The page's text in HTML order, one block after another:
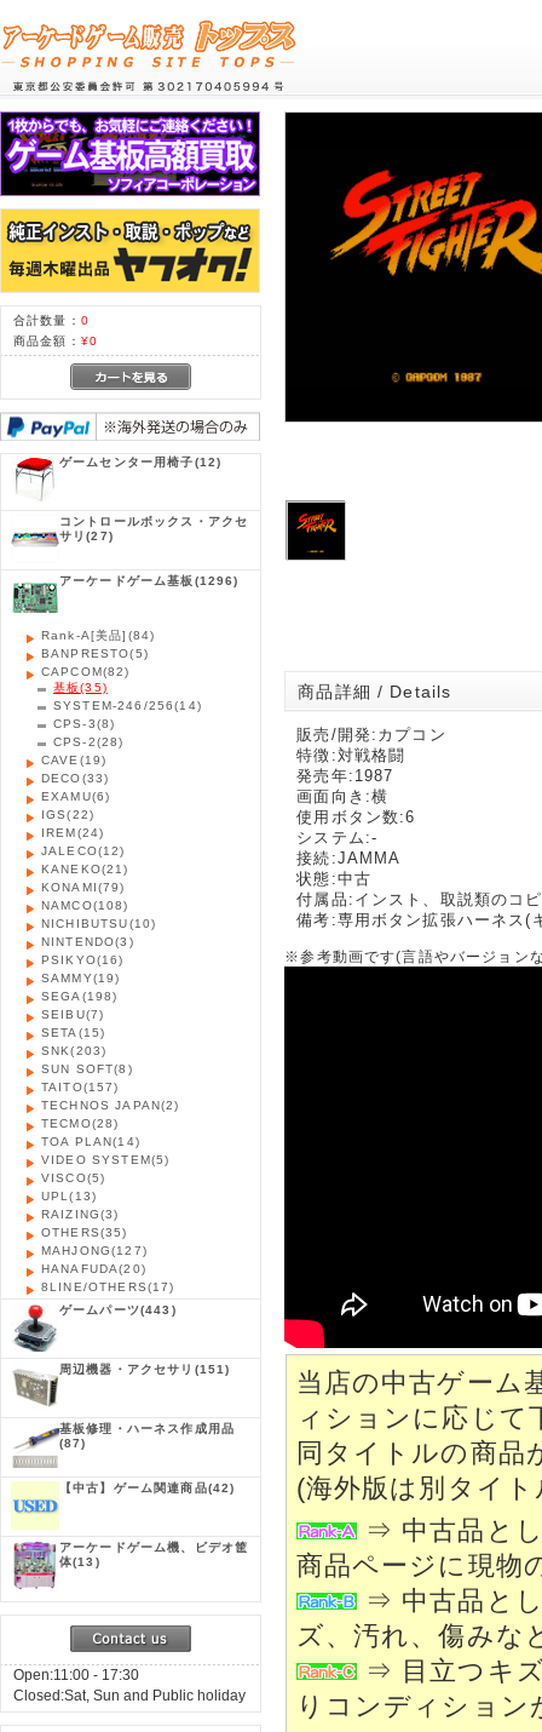
合計数量： 0
商品金額： ¥0
ゲームセンター用椅子(12)
コントロールボックス・アクセ
サリ(27)
アーケードゲーム基板 (1296)
Rank-A[美品] (84)
BANPRESTO(5)
CAPCOM(82)
基板(35)
SYSTEM-246/256(14)
CPS-3(8)
CPS-2(28)
CAVE (19)
DECO(33)
EXAMU(6)
IGS(22)
IREM(24)
JALECO(12)
KANEKO(21)
KONAMI(79)
NAMCO(108)
NICHIBUTSU(10)
NINTENDO(3)
PSIKYO(16)
SAMMY(19)
SEGA (198)
SEIBU(7)
SETA (15)
SNK(203)
SUN SOFT(8)
TAITO(157)
TECHNOS JAPAN(2)
TECMO(28)
TOA PLAN(14)
VIDEO SYSTEM(5)
VISCO(5)
UPL(13)
RAIZING(3)
OTHERS(35)
MAHJONG(127)
HANAFUDA(20)
8LINE/OTHERS(17)
ゲームパーツ(443)
周辺機器・アクセサリ (151)
基板修理・ハーネス作成用品
(87)
【中古】ゲーム関連商品(42)
アーケードゲーム機、ビデオ筐
体(13)
Open:11:00 - 17:30
Closed:Sat, Sun and Public holiday
商品詳細 / Details
販売/開発:カプコン
特徴:対戦格闘
発売年:1987
画面向き:横
使用ボタン数:6
システム:-
接続:JAMMA
状態:中古
付属品:インスト、取説類のコ
備考:専用ボタン拡張ハーネス(
※参考動画です(言語やバージョン
当店の中古ゲーム
ィションに応じて
同タイトルの商品
(海外版は別タイ
⇒ 中古品とし
商品ページに現物
⇒ 中古品とし
ズ、汚れ、傷みな
⇒ 目立つキズ
りコンディション